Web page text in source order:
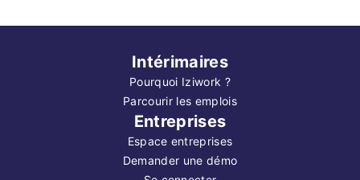
Intérimaires
Pourquoi Iziwork ?
Parcourir les emplois
Entreprises
Espace entreprises
Demander une démo